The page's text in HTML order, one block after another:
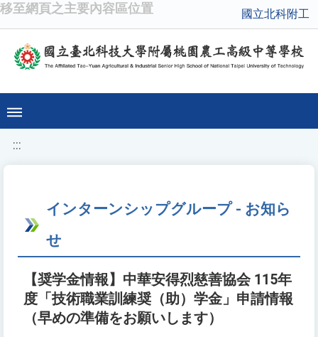
移至網頁之主要內容區位置 國立北科附工
:::
インターンシップグループ - お知ら
せ
【奨学金情報】中華安得烈慈善協会 115年
度「技術職業訓練奨（助）学金」申請情報
（早めの準備をお願いします）